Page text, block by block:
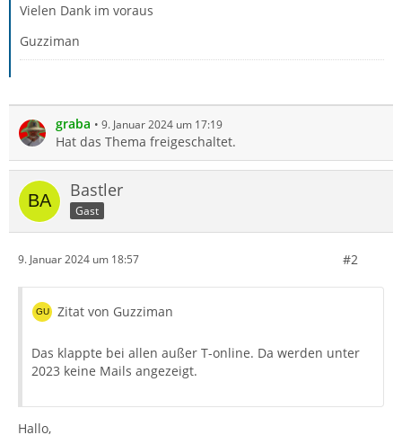
Vielen Dank im voraus
Guzziman
graba 9. Januar 2024 um 17:19
Hat das Thema freigeschaltet.
Bastler
Gast
9. Januar 2024 um 18:57 #2
Zitat von Guzziman
Das klappte bei allen außer T-online. Da werden unter
2023 keine Mails angezeigt.
Hallo,